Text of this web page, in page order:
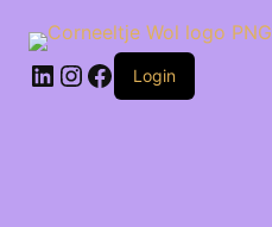
naar
inhoudLinkedIn
Instagram
Facebook
Login